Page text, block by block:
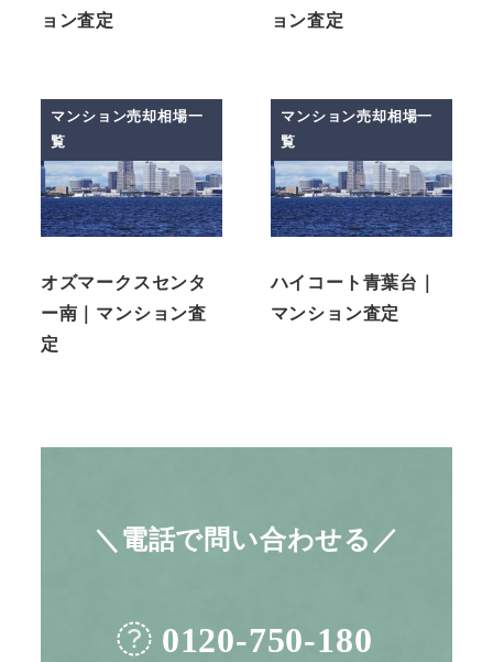
ョン査定
ョン査定
マンション売却相場一
覧
オズマークスセンタ
ー南｜マンション査
定
マンション売却相場一
覧
ハイコート青葉台｜
マンション査定
＼電話で問い合わせる／
0120-750-180